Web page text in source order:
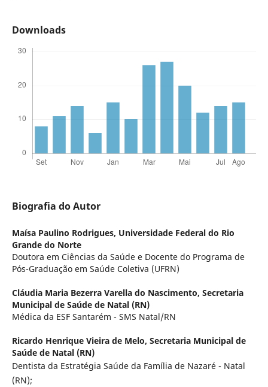
Downloads
Biografia do Autor
Maísa Paulino Rodrigues, Universidade Federal do Rio
Grande do Norte
Doutora em Ciências da Saúde e Docente do Programa de
Pós-Graduação em Saúde Coletiva (UFRN)
Cláudia Maria Bezerra Varella do Nascimento, Secretaria
Municipal de Saúde de Natal (RN)
Médica da ESF Santarém - SMS Natal/RN
Ricardo Henrique Vieira de Melo, Secretaria Municipal de
Saúde de Natal (RN)
Dentista da Estratégia Saúde da Família de Nazaré - Natal
(RN);